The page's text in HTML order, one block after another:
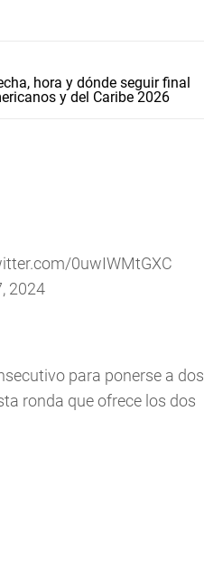
hora y dónde seguir final
y del Caribe 2026
0uwIWMtGXC
2024
para ponerse a dos
ronda que ofrece los dos